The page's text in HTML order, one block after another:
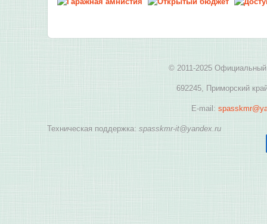
© 2011-2025 Официальный
692245, Приморский
E-mail:
Техническая поддержка: spasskmr-it@yandex.ru